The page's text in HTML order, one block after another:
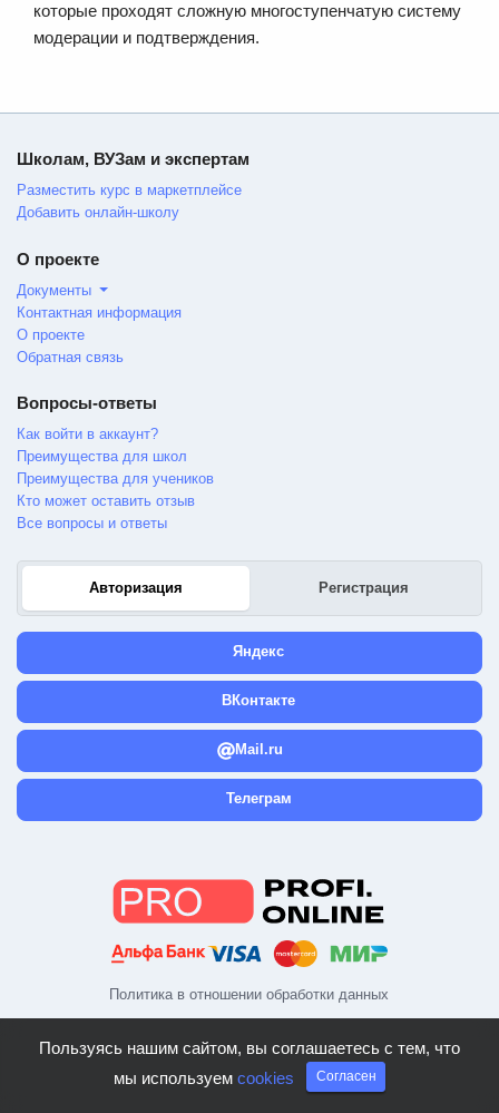
которые проходят сложную многоступенчатую систему
модерации и подтверждения.
Политика в отношении обработки данных
Школам, ВУЗам и экспертам
Разместить курс в маркетплейсе
Добавить онлайн-школу
О проекте
Документы
Контактная информация
О проекте
Обратная связь
Вопросы-ответы
Как войти в аккаунт?
Преимущества для школ
Преимущества для учеников
Кто может оставить отзыв
Все вопросы и ответы
Авторизация Регистрация
Яндекс
ВКонтакте
Mail.ru
Телеграм
Пользуясь нашим сайтом, вы соглашаетесь с тем, что
мы используем cookies Согласен